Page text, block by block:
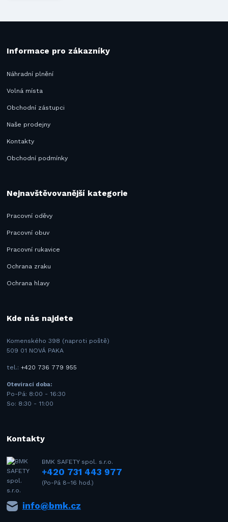
Informace pro zákazníky
Náhradní plnění
Volná místa
Obchodní zástupci
Naše prodejny
Kontakty
Obchodní podmínky
Nejnavštěvovanější kategorie
Pracovní oděvy
Pracovní obuv
Pracovní rukavice
Ochrana zraku
Ochrana hlavy
Kde nás najdete
Komenského 398 (naproti poště)
509 01 NOVÁ PAKA
tel.:+420 736 779 955
Otevírací doba:
Po-Pá: 8:00 - 16:30
So: 8:30 - 11:00
Kontakty
BMK SAFETY spol. s.r.o.
+420 731 443 977
(Po-Pá 8–16 hod.)
info@bmk.cz